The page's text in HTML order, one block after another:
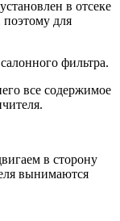
в отсеке
поэтому для
фильтра.
все содержимое
в сторону
вынимаются